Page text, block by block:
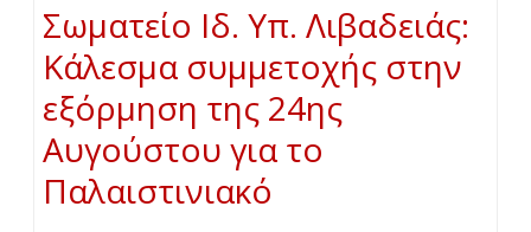
Σωματείο Ιδ. Υπ. Λιβαδειάς:
Κάλεσμα συμμετοχής στην
εξόρμηση της 24ης
Αυγούστου για το
Παλαιστινιακό